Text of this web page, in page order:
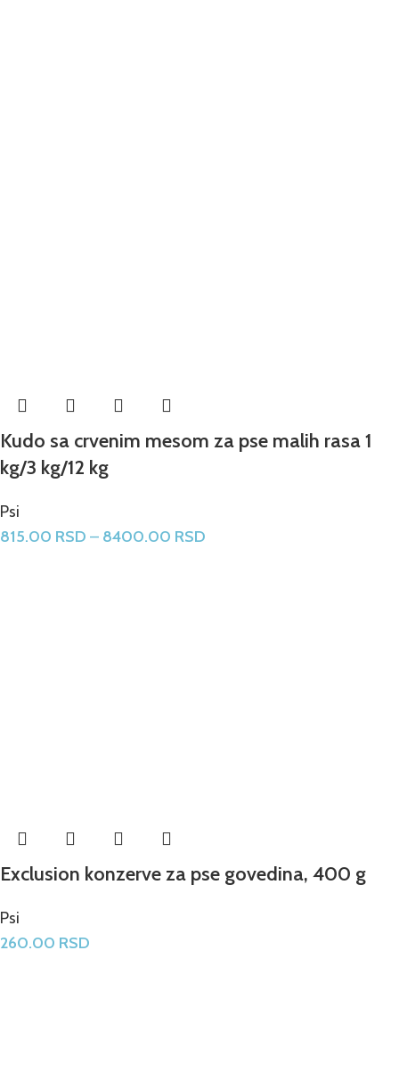
Kudo sa crvenim mesom za pse malih rasa 1
kg/3 kg/12 kg
Psi
815.00 RSD – 8400.00 RSD
Exclusion konzerve za pse govedina, 400 g
Psi
260.00 RSD